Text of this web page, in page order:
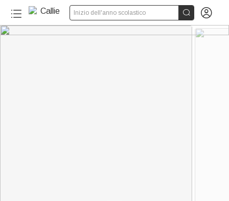
Inizio dell'anno scolastico  